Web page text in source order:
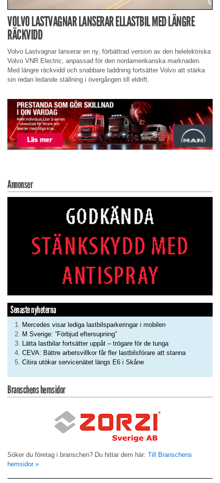
VOLVO LASTVAGNAR LANSERAR ELLASTBIL MED LÄNGRE
RÄCKVIDD
Volvo Lastvagnar lanserar en ny, förbättrad version av den helelektriska
Volvo VNR Electric, anpassad för den nordamerikanska marknaden.
Med längre räckvidd och snabbare laddning fortsätter Volvo att stärka
sin redan ledande ställning i övergången till eldrift.
Annonser
Senaste nyheterna
Mercedes visar lediga lastbilsparkeringar i mobilen
M Sverige: ”Förbjud eftersupning”
Lätta lastbilar fortsätter uppåt – trögare för de tunga
CEVA: Bättre arbetsvillkor får fler lastbilsförare att stanna
Citira utökar servicenätet längs E6 i Skåne
Branschens hemsidor
Söker du företag i branschen? Du hittar dem här: Till Branschens
hemsidor »